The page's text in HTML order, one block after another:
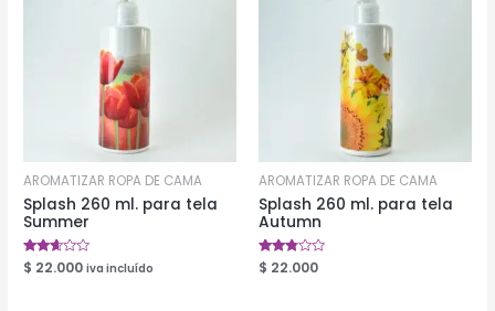
AROMATIZAR ROPA DE CAMA
Splash 260 ml. para tela
Summer
Valorado
en
$ 22.000 iva incluído
AROMATIZAR ROPA DE CAMA
Splash 260 ml. para tela
Autumn
Valorado
en
$ 22.000